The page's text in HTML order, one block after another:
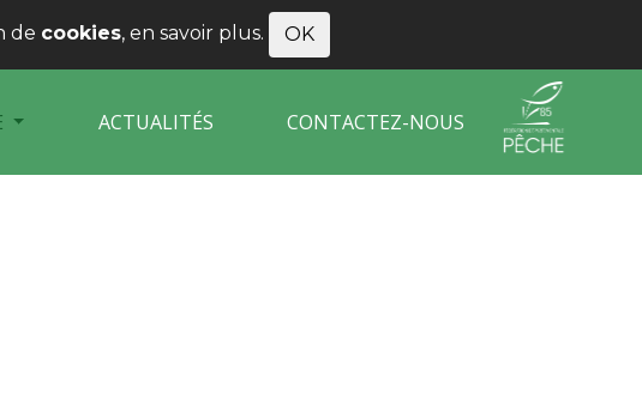
de cookies, en savoir plus. OK
ACTUALITÉS CONTACTEZ-NOUS